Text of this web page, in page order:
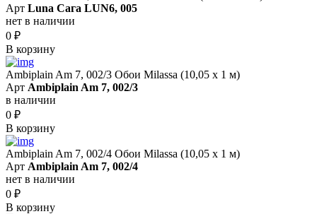
Арт Luna Сага LUN6, 005
нет в наличии
0 ₽
В корзину
Ambiplain Am 7, 002/3 Обои Milassa (10,05 х 1 м)
Арт Ambiplain Am 7, 002/3
в наличии
0 ₽
В корзину
Ambiplain Am 7, 002/4 Обои Milassa (10,05 х 1 м)
Арт Ambiplain Am 7, 002/4
нет в наличии
0 ₽
В корзину